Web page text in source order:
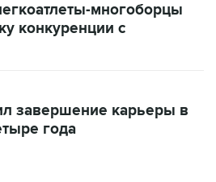
многоборцы
конкуренции с
завершение карьеры в
года